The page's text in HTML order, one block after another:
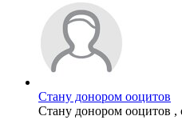
Стану донором ооцитов
Стану донором ооцитов ,